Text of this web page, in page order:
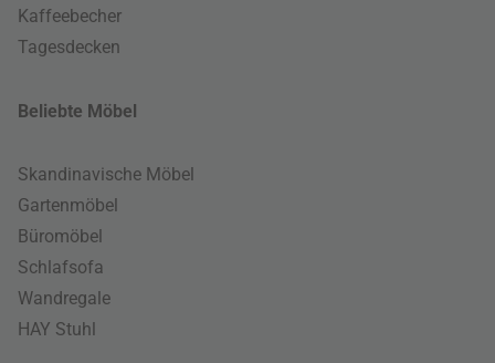
Kaffeebecher
Tagesdecken
Beliebte Möbel
Skandinavische Möbel
Gartenmöbel
Büromöbel
Schlafsofa
Wandregale
HAY Stuhl